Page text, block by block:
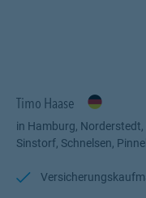
Händen. Warum? Ganz
Hausrat,- Unfall,-
Tier
Private
Vermögensaufbau
Timo Haase
in Hamburg,
Sinstorf, Schnelsen,